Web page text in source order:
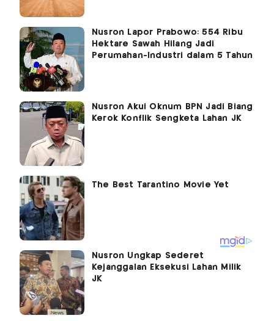
Nusron Lapor Prabowo: 554 Ribu
Hektare Sawah Hilang Jadi
Perumahan-Industri dalam 5 Tahun
Nusron Akui Oknum BPN Jadi Biang
Kerok Konflik Sengketa Lahan JK
Nusron Ungkap Sederet
Kejanggalan Eksekusi Lahan Milik
JK